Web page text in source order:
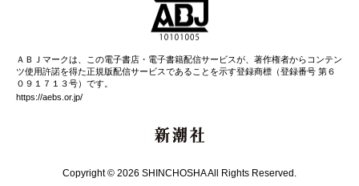
ＡＢＪマークは、この電子書店・電子書籍配信サービスが、著作権者からコンテン
ツ使用許諾を得た正規版配信サービスであることを示す登録商標（登録番号 第６
０９１７１３号）です。
https://aebs.or.jp/
Copyright © 2026 SHINCHOSHA All Rights Reserved.